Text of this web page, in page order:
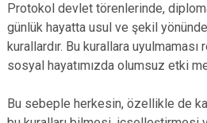
Hendek
Karapürçek
Karasu
Kocaali
Protokol devlet törenlerinde,
günlük hayatta usul ve şekil
kurallardır. Bu kurallara
sosyal hayatımızda olumsuz etki
Bu sebeple herkesin, özellikle de